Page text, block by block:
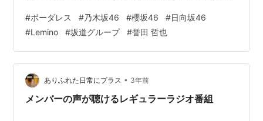
46、日向坂46のメンバーたちが、グループの垣根(ボー
ダー)を越えて演じる。 キャスト 学生パート 森 奈緒(17)
／森田 ひかる(櫻坂46) 平凡な生活を送る高校2年生 やり
たいことが見つからず、進路希望用紙を出せずにいる 本
を読むのが苦手 片山 希莉(17)／齊藤 京子(日向坂4…
#ボーダレス #乃木坂46 #櫻坂46 #日向坂46
#Lemino #坂道グループ #誉田 哲也
ありふれた日常にプラス • 3年前
メンバーの声が聴けるレギュラーラジオ番組